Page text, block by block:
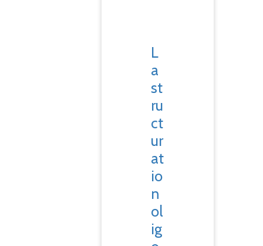
L
a
st
ru
ct
ur
at
io
n
ol
ig